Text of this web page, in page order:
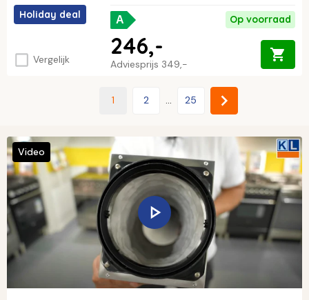
Holiday deal
Vergelijk
A Op voorraad
Adviesprijs 349,-
246,-
1 2 ... 25
Video